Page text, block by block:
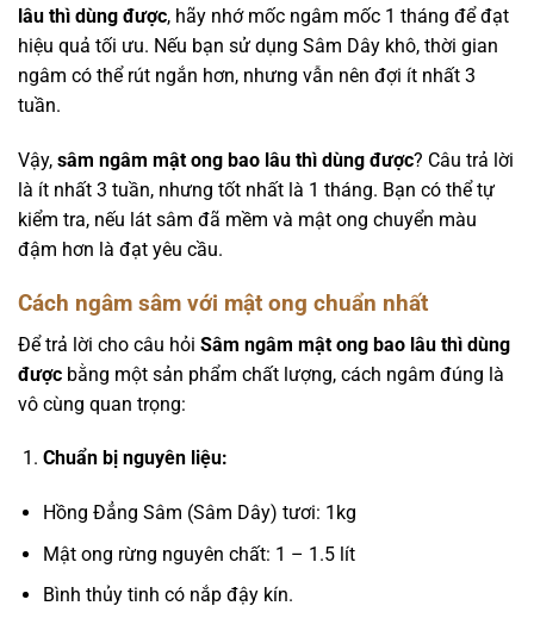
lâu thì dùng được, hãy nhớ mốc ngâm mốc 1 tháng để đạt
hiệu quả tối ưu. Nếu bạn sử dụng Sâm Dây khô, thời gian
ngâm có thể rút ngắn hơn, nhưng vẫn nên đợi ít nhất 3
tuần.
Vậy, sâm ngâm mật ong bao lâu thì dùng được? Câu trả lời
là ít nhất 3 tuần, nhưng tốt nhất là 1 tháng. Bạn có thể tự
kiểm tra, nếu lát sâm đã mềm và mật ong chuyển màu
đậm hơn là đạt yêu cầu.
Cách ngâm sâm với mật ong chuẩn nhất
Để trả lời cho câu hỏi Sâm ngâm mật ong bao lâu thì dùng
được bằng một sản phẩm chất lượng, cách ngâm đúng là
vô cùng quan trọng:
Chuẩn bị nguyên liệu:
Hồng Đẳng Sâm (Sâm Dây) tươi: 1kg
Mật ong rừng nguyên chất: 1 – 1.5 lít
Bình thủy tinh có nắp đậy kín.